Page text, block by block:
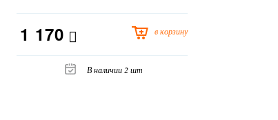
1 170 в корзину
В наличии 2 шт